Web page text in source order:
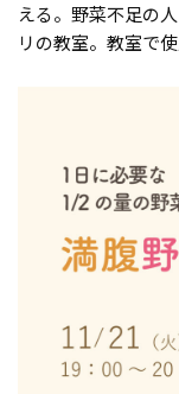
える。野菜不足の
リの教室。教室で